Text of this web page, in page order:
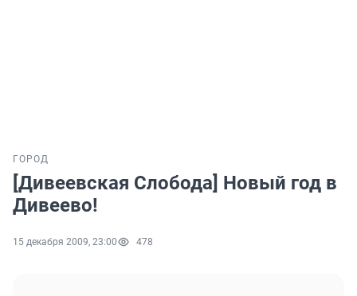
ГОРОД
[Дивеевская Слобода] Новый год в
Дивеево!
15 декабря 2009, 23:00 478